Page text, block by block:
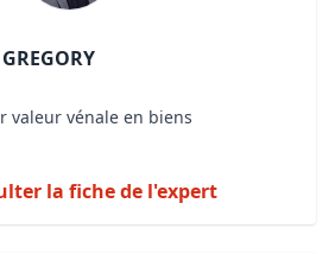
valeur vénale en biens
la fiche de l'expert